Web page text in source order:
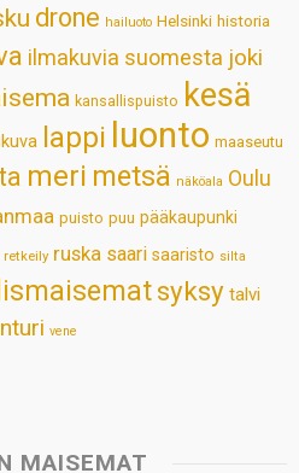
n
s
t
drone hailuoto Helsinki historia
ilmakuvia suomesta joki
kansallispuisto kesä
lappi luonto maaseutu
meri metsä näköala Oulu
puisto puu pääkaupunki
retkeily ruska saari saaristo silta
syksy talvi
vene
MAISEMAT